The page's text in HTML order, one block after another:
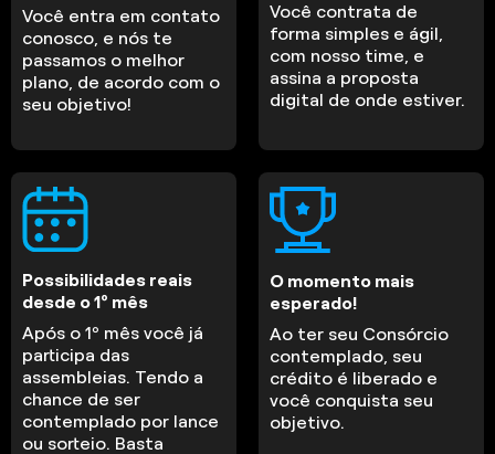
Você entra em contato
conosco, e nós te
passamos o melhor
plano, de acordo com o
seu objetivo!
Você contrata de
forma simples e ágil,
com nosso time, e
assina a proposta
digital de onde estiver.
Possibilidades reais
desde o 1º mês
Após o 1º mês você já
participa das
assembleias. Tendo a
chance de ser
contemplado por lance
ou sorteio. Basta
O momento mais
esperado!
Ao ter seu Consórcio
contemplado, seu
crédito é liberado e
você conquista seu
objetivo.